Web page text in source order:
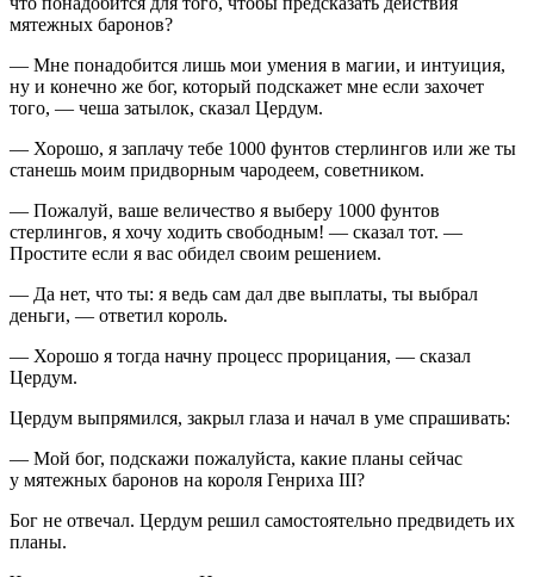
мятежных баронов?
— Мне понадобится лишь мои умения в магии, и интуиция,
ну и конечно же бог, который подскажет мне если захочет
того, — чеша затылок, сказал Цердум.
— Хорошо, я заплачу тебе 1000 фунтов стерлингов или же ты
станешь моим придворным чародеем, советником.
— Пожалуй, ваше величество я выберу 1000 фунтов
стерлингов, я хочу ходить свободным! — сказал тот. —
Простите если я вас обидел своим решением.
— Да нет, что ты: я ведь сам дал две выплаты, ты выбрал
деньги, — ответил король.
— Хорошо я тогда начну процесс прорицания, — сказал
Цердум.
Цердум выпрямился, закрыл глаза и начал в уме спрашивать:
— Мой бог, подскажи пожалуйста, какие планы сейчас
у мятежных баронов на короля Генриха III?
Бог не отвечал. Цердум решил самостоятельно предвидеть их
планы.